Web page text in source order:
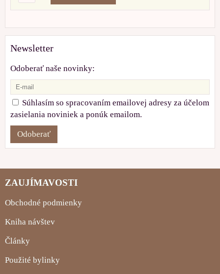
Newsletter
Odoberať naše novinky:
Súhlasím so spracovaním emailovej adresy za účelom
zasielania noviniek a ponúk emailom.
Odoberať
ZAUJÍMAVOSTI
Obchodné podmienky
Kniha návštev
Články
Použité bylinky